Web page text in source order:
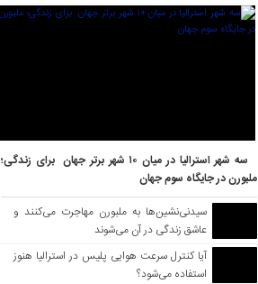
سه شهر استرالیا در میان ۱۰ شهر برتر جهان برای زندگی؛
ملبورن در جایگاه سوم جهان
سیدنی‌نشین‌ها به ملبورن مهاجرت می‌کنند و
عاشق زندگی در آن می‌شوند
آیا کنترل سرعت هوایی پلیس در استرالیا هنوز
استفاده می‌شود؟